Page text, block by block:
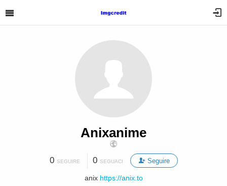
Anixanime
0 SEGUIRE 0 SEGUACI Seguire
anix https://anix.to